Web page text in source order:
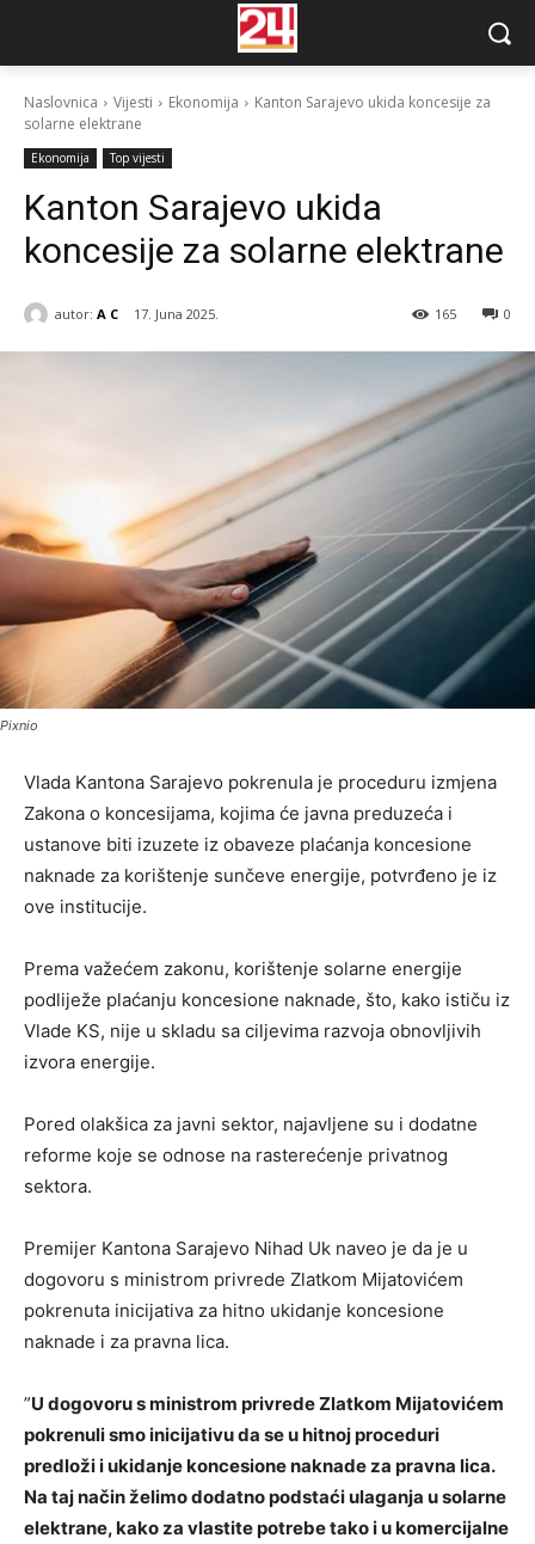
Naslovnica Vijesti Ekonomija
Kanton Sarajevo ukida koncesije za
solarne elektrane
Ekonomija Top vijesti
Kanton Sarajevo ukida
koncesije za solarne elektrane
autor: A C 17. Juna 2025. 0
165
Pixnio
Vlada Kantona Sarajevo pokrenula je proceduru izmjena
Zakona o koncesijama, kojima će javna preduzeća i
ustanove biti izuzete iz obaveze plaćanja koncesione
naknade za korištenje sunčeve energije, potvrđeno je iz
ove institucije.
Prema važećem zakonu, korištenje solarne energije
podliježe plaćanju koncesione naknade, što, kako ističu iz
Vlade KS, nije u skladu sa ciljevima razvoja obnovljivih
izvora energije.
Pored olakšica za javni sektor, najavljene su i dodatne
reforme koje se odnose na rasterećenje privatnog
sektora.
Premijer Kantona Sarajevo Nihad Uk naveo je da je u
dogovoru s ministrom privrede Zlatkom Mijatovićem
pokrenuta inicijativa za hitno ukidanje koncesione
naknade i za pravna lica.
”U dogovoru s ministrom privrede Zlatkom Mijatovićem
pokrenuli smo inicijativu da se u hitnoj proceduri
predloži i ukidanje koncesione naknade za pravna lica.
Na taj način želimo dodatno podstaći ulaganja u solarne
elektrane, kako za vlastite potrebe tako i u komercijalne